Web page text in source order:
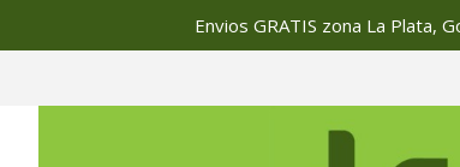
Envios GRATIS zona La Plata,